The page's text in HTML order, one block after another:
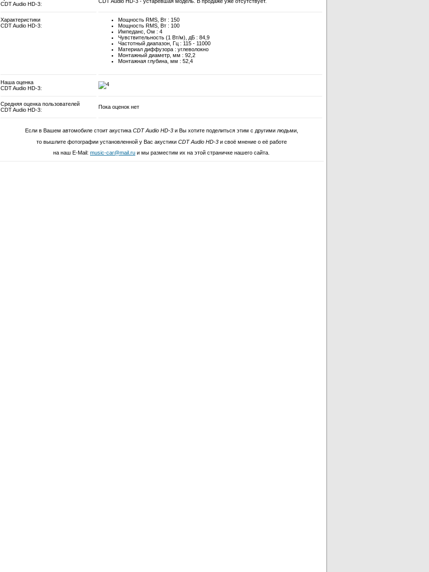
CDT Audio HD-3:
Характеристики
CDT Audio HD-3:
Мощность RMS, Вт : 150
Мощность RMS, Вт : 100
Импеданс, Ом : 4
Чувствительность (1 Вт/м), дБ : 84,9
Частотный диапазон, Гц : 115 - 11000
Материал диффузора : углеволокно
Монтажный диаметр, мм : 92,2
Монтажная глубина, мм : 52,4
Наша оценка
CDT Audio HD-3:
Средняя оценка пользователей
CDT Audio HD-3:
Пока оценок нет
Если в Вашем автомобиле стоит акустика CDT Audio HD-3и Вы хотите поделиться этим с другими людьми,
то вышлите фотографии установленной у Вас акустики CDT Audio HD-3и своё мнение о её работе
на наш E-Mail: music-car@mail.ru и мы разместим их на этой страничке нашего сайта.